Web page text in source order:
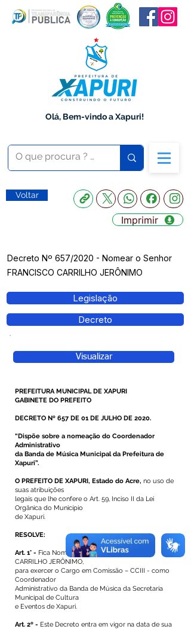
Olá, Bem-vindo a Xapuri!
Voltar
Imprimir
Decreto Nº 657/2020 - Nomear o Senhor
FRANCISCO CARRILHO JERÔNIMO
Legislação
Decreto
Visualizar
PREFEITURA MUNICIPAL DE XAPURI
GABINETE DO PREFEITO
DECRETO Nº 657 DE 01 DE JULHO DE 2020.
“Dispõe sobre a nomeação do Coordenador
Administrativo
da Banda de Música Municipal da Prefeitura de
Xapuri”.
O PREFEITO DE XAPURI, Estado do Acre, no uso de
suas atribuições
legais que lhe confere o Art. 59, Inciso II da Lei
Orgânica do Município
de Xapuri.
RESOLVE:
Art. 1° - Fica Nomeado o Senhor FRANCISCO
CARRILHO JERÔNIMO,
para exercer o Cargo em Comissão – CCIII - como
Coordenador
Administrativo da Banda de Música da Secretaria
Municipal de Cultura
e Eventos de Xapuri.
Art. 2º - Este Decreto entra em vigor na data de sua